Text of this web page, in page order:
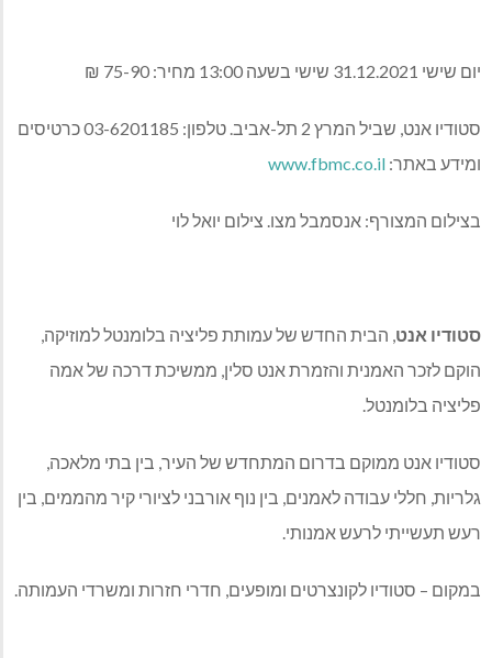
יום שישי 31.12.2021 שישי בשעה 13:00 מחיר: 75-90 ₪
סטודיו אנט, שביל המרץ 2 תל-אביב. טלפון: 03-6201185 כרטיסים
ומידע באתר: www.fbmc.co.il
בצילום המצורף: אנסמבל מצו. צילום יואל לוי
סטודיו אנט, הבית החדש של עמותת פליציה בלומנטל למוזיקה,
הוקם לזכר האמנית והזמרת אנט סלין, ממשיכת דרכה של אמה
פליציה בלומנטל.
סטודיו אנט ממוקם בדרום המתחדש של העיר, בין בתי מלאכה,
גלריות, חללי עבודה לאמנים, בין נוף אורבני לציורי קיר מהממים, בין
רעש תעשייתי לרעש אמנותי.
במקום – סטודיו לקונצרטים ומופעים, חדרי חזרות ומשרדי העמותה.